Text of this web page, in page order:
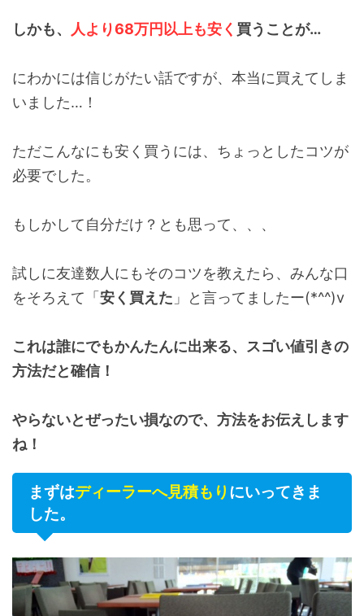
しかも、 人より68万円以上も安く 買うことが…
にわかには信じがたい話ですが、本当に買えてしま
いました…！
ただこんなにも安く買うには、ちょっとしたコツが
必要でした。
もしかして自分だけ？とも思って、、、
試しに友達数人にもそのコツを教えたら、みんな口
をそろえて「安く買えた 」と言ってましたー(*^^)v
これは誰にでもかんたんに出来る、スゴい値引きの
方法だと確信！
やらないとぜったい損なので、方法をお伝えします
ね！
まずはディーラーへ見積もり にいってきま
した。